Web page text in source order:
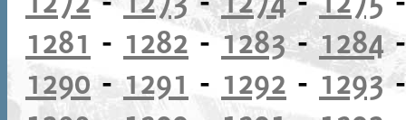
1281 - 1282-1283-1284
1290- 1291 - 1292 - 1293